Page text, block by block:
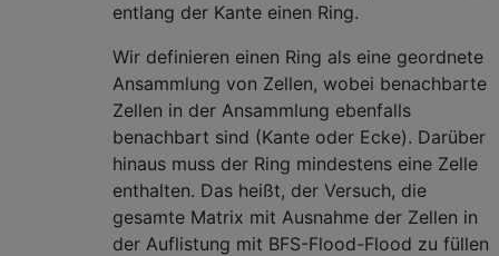
entlang der Kante einen Ring.
Wir definieren einen Ring als eine geordnete
Ansammlung von Zellen, wobei benachbarte
Zellen in der Ansammlung ebenfalls
benachbart sind (Kante oder Ecke). Darüber
hinaus muss der Ring mindestens eine Zelle
enthalten. Das heißt, der Versuch, die
gesamte Matrix mit Ausnahme der Zellen in
der Auflistung mit BFS-Flood-Flood zu füllen